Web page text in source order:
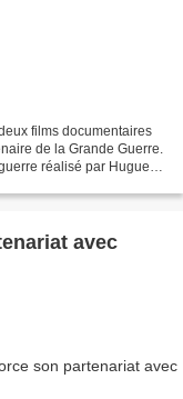
films documentaires
de la Grande Guerre.
réalisé par Hugues
avec